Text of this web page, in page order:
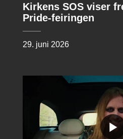
Kirkens SOS viser
Pride-feiringen
29. juni 2026